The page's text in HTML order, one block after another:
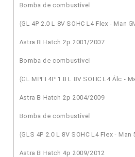
Bomba de combustível
(GL 4P 2.0 L 8V SOHC L4 Flex - Man
Astra B Hatch 2p 2001/2007
Bomba de combustível
(GL MPFI 4P 1.8 L 8V SOHC L4 Álc -
Astra B Hatch 2p 2004/2009
Bomba de combustível
(GLS 4P 2.0 L 8V SOHC L4 Flex - Man
Astra B Hatch 4p 2009/2012